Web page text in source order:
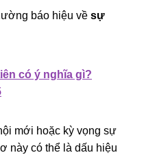
báo hiệu về sự
có ý nghĩa gì?
mới hoặc kỳ vọng sự
này có thể là dấu hiệu